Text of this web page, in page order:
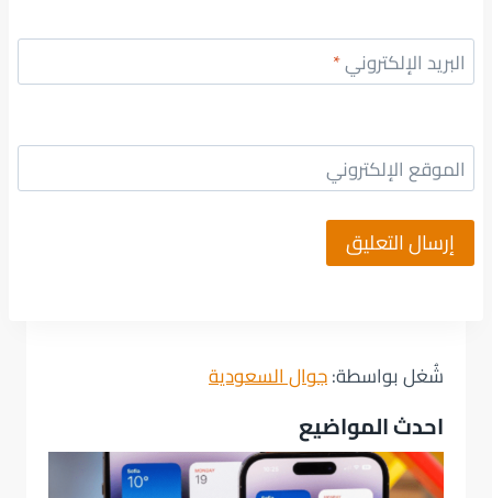
البريد الإلكتروني*
الموقع الإلكتروني
شُغل بواسطة:جوال السعودية
احدث المواضيع